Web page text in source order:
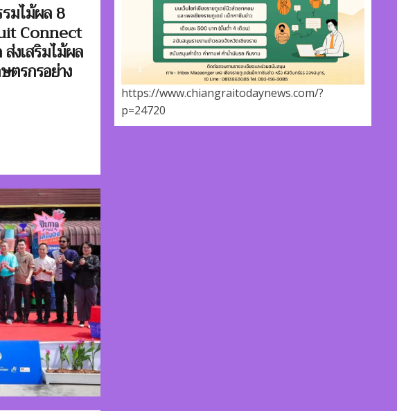
มไม้ผล 8
Connect
งเสริมไม้ผล
ตรกรอย่าง
https://www.chiangraitodaynews.com/?
p=24720